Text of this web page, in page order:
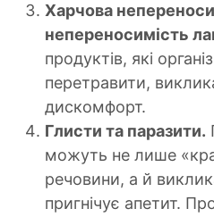
Харчова
непереносимість
продуктів, які
перетравити,
дискомфорт.
Глисти та паразити.
можуть не лише
речовини, а й
пригнічує апетит.